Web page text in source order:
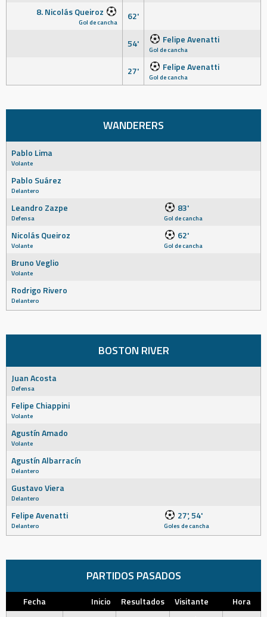
8. Nicolás Queiroz
Gol de cancha 62'
54' Felipe Avenatti
Gol de cancha
27' Felipe Avenatti
Gol de cancha
WANDERERS
Pablo Lima
Volante
Pablo Suárez
Delantero
Leandro Zazpe
Defensa
83'
Gol de cancha
Nicolás Queiroz
Volante
62'
Gol de cancha
Bruno Veglio
Volante
Rodrigo Rivero
Delantero
BOSTON RIVER
Juan Acosta
Defensa
Felipe Chiappini
Volante
Agustín Amado
Volante
Agustín Albarracín
Delantero
Gustavo Viera
Delantero
Felipe Avenatti
Delantero
27', 54'
Goles de cancha
PARTIDOS PASADOS
Fecha Inicio Resultados Visitante
Hora